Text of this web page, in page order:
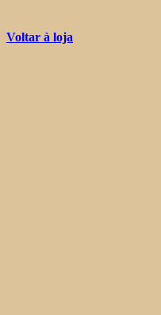
Voltar à loja